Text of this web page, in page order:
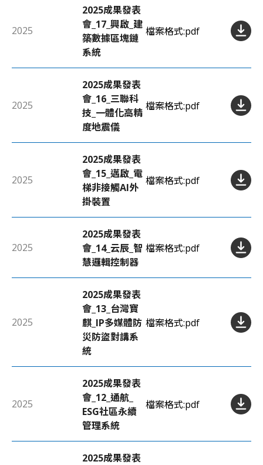
2025
2025成果發表
會_17_興啟_建
築數據區塊鏈
系統
檔案格式:pdf
2025
2025成果發表
會_16_三聯科
技_一體化高精
度地震儀
檔案格式:pdf
2025
2025成果發表
會_15_邁啟_電
梯非接觸AI外
掛裝置
檔案格式:pdf
2025
2025成果發表
會_14_云辰_智
慧邏輯控制器
檔案格式:pdf
2025
2025成果發表
會_13_台灣寶
麒_IP多媒體防
災防盜對講系
統
檔案格式:pdf
2025
2025成果發表
會_12_通航_
ESG社區永續
管理系統
檔案格式:pdf
2025成果發表